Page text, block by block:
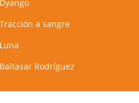
Dyango
Tracción a sangre
Luna
Baltasar Rodríguez